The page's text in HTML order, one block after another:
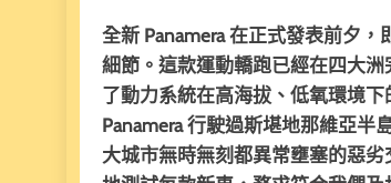
全新 Panamera 在正式發表前夕
細節。這款運動轎跑已經在四大
了動力系統在高海拔、低氧環境
Panamera 行駛過斯堪地那維亞
大城市無時無刻都異常壅塞的惡